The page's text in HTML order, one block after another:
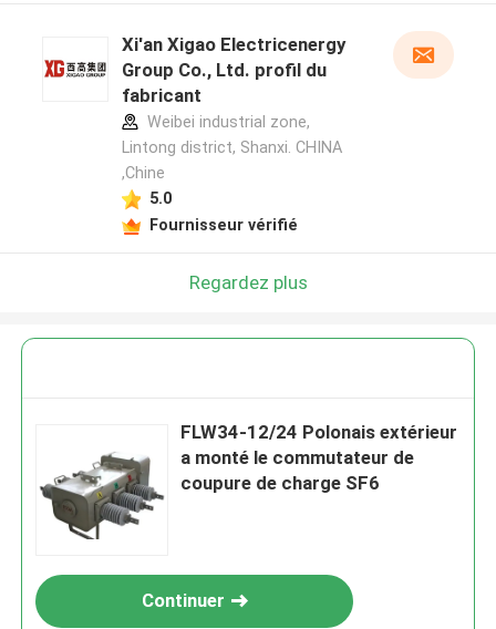
Xi'an Xigao Electricenergy
Group Co., Ltd. profil du
fabricant
Weibei industrial zone,
Lintong district, Shanxi. CHINA
,Chine
5.0
Fournisseur vérifié
Regardez plus
FLW34-12/24 Polonais extérieur
a monté le commutateur de
coupure de charge SF6
Continuer